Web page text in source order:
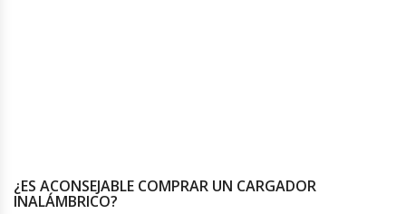
¿ES ACONSEJABLE COMPRAR UN CARGADOR
INALÁMBRICO?